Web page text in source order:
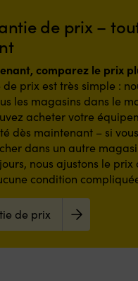
de prix –
comparez le prix
prix est très simple :
les magasins dans le
acheter votre
dès maintenant – si
dans un autre
nous ajustons le prix
condition
de prix